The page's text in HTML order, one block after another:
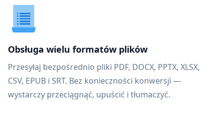
Obsługa wielu formatów plików
Przesyłaj bezpośrednio pliki PDF, DOCX, PPTX, XLSX,
CSV, EPUB i SRT. Bez konieczności konwersji —
wystarczy przeciągnąć, upuścić i tłumaczyć.